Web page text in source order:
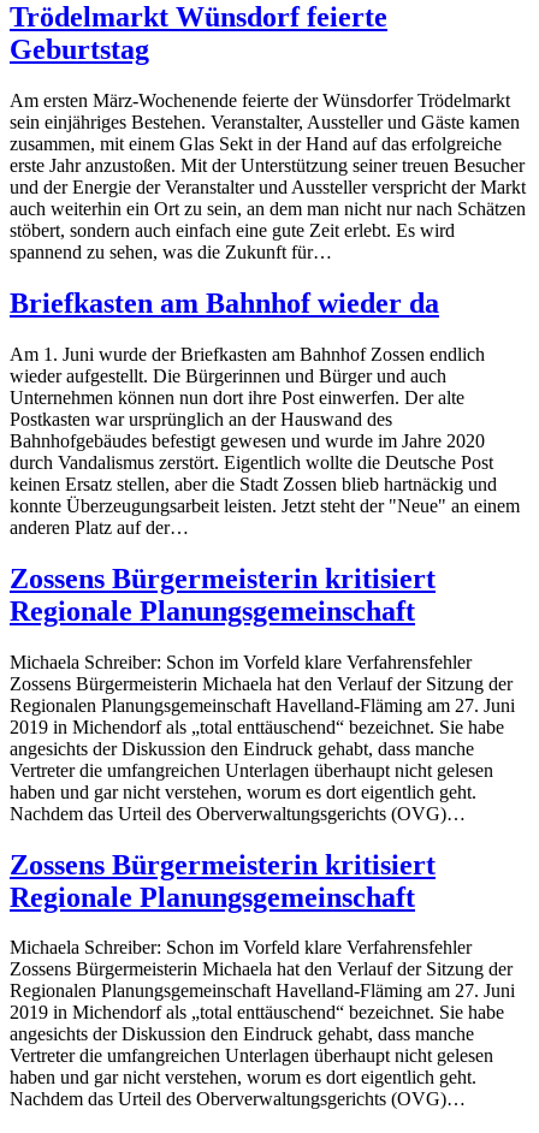
Trödelmarkt Wünsdorf feierte
Geburtstag
Am ersten März-Wochenende feierte der Wünsdorfer Trödelmarkt
sein einjähriges Bestehen. Veranstalter, Aussteller und Gäste kamen
zusammen, mit einem Glas Sekt in der Hand auf das erfolgreiche
erste Jahr anzustoßen. Mit der Unterstützung seiner treuen Besucher
und der Energie der Veranstalter und Aussteller verspricht der Markt
auch weiterhin ein Ort zu sein, an dem man nicht nur nach Schätzen
stöbert, sondern auch einfach eine gute Zeit erlebt. Es wird
spannend zu sehen, was die Zukunft für…
Briefkasten am Bahnhof wieder da
Am 1. Juni wurde der Briefkasten am Bahnhof Zossen endlich
wieder aufgestellt. Die Bürgerinnen und Bürger und auch
Unternehmen können nun dort ihre Post einwerfen. Der alte
Postkasten war ursprünglich an der Hauswand des
Bahnhofgebäudes befestigt gewesen und wurde im Jahre 2020
durch Vandalismus zerstört. Eigentlich wollte die Deutsche Post
keinen Ersatz stellen, aber die Stadt Zossen blieb hartnäckig und
konnte Überzeugungsarbeit leisten. Jetzt steht der "Neue" an einem
anderen Platz auf der…
Zossens Bürgermeisterin kritisiert
Regionale Planungsgemeinschaft
Michaela Schreiber: Schon im Vorfeld klare Verfahrensfehler
Zossens Bürgermeisterin Michaela hat den Verlauf der Sitzung der
Regionalen Planungsgemeinschaft Havelland-Fläming am 27. Juni
2019 in Michendorf als „total enttäuschend“ bezeichnet. Sie habe
angesichts der Diskussion den Eindruck gehabt, dass manche
Vertreter die umfangreichen Unterlagen überhaupt nicht gelesen
haben und gar nicht verstehen, worum es dort eigentlich geht.
Nachdem das Urteil des Oberverwaltungsgerichts (OVG)…
Zossens Bürgermeisterin kritisiert
Regionale Planungsgemeinschaft
Michaela Schreiber: Schon im Vorfeld klare Verfahrensfehler
Zossens Bürgermeisterin Michaela hat den Verlauf der Sitzung der
Regionalen Planungsgemeinschaft Havelland-Fläming am 27. Juni
2019 in Michendorf als „total enttäuschend“ bezeichnet. Sie habe
angesichts der Diskussion den Eindruck gehabt, dass manche
Vertreter die umfangreichen Unterlagen überhaupt nicht gelesen
haben und gar nicht verstehen, worum es dort eigentlich geht.
Nachdem das Urteil des Oberverwaltungsgerichts (OVG)…